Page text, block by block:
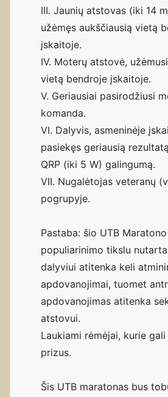
III. Jaunių atstovas (iki 14
užėmęs aukščiausią vietą
įskaitoje.
IV. Moterų atstovė,
vietą bendroje įskaitoje.
V. Geriausiai pasirodžiusi
komanda.
VI. Dalyvis, asmeninėje
pasiekęs geriausią
QRP (iki 5 W) galingumą.
VII. Nugalėtojas veteranų
pogrupyje.
Pastaba: šio UTB Maratono
populiarinimo tikslu
dalyviui atitenka keli
apdovanojimai, tuomet
apdovanojimas atitenka
atstovui.
Laukiami rėmėjai, kurie
prizus.
Šis UTB maratonas bus